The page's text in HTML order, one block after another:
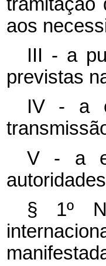
aos
III - a
previstas
IV - a
V - a
§ 1º